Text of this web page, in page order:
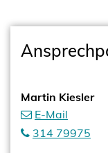
Martin Kiesler
E-Mail
314 79975